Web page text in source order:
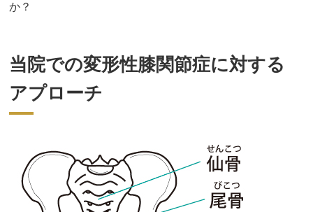
か？
当院での変形性膝関節症に対する
アプローチ